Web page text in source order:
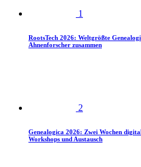
1
RootsTech 2026: Weltgrößte
Ahnenforscher zusammen
2
Genealogica 2026: Zwei Wochen
Workshops und Austausch